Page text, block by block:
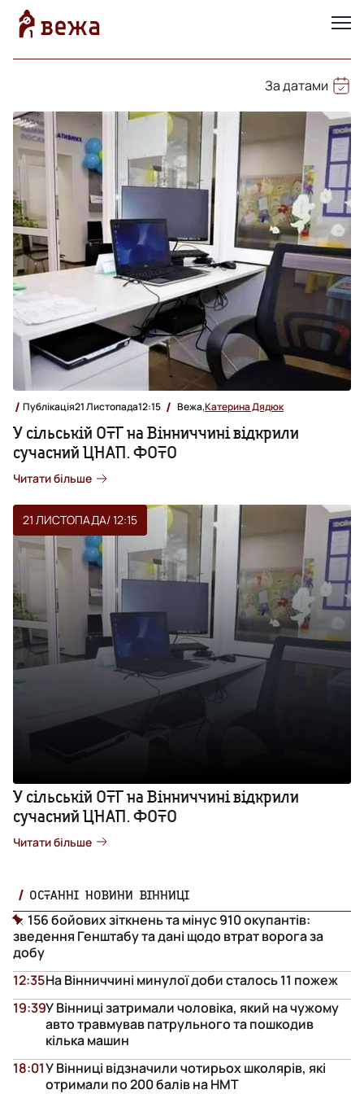
За датами
Публікація21 Листопада12:15 Вежа,Катерина Дядюк
У сільській ОТГ на Вінниччині відкрили
сучасний ЦНАП. ФОТО
Читати більше
21 ЛИСТОПАДА/ 12:15
У сільській ОТГ на Вінниччині відкрили
сучасний ЦНАП. ФОТО
Читати більше
ОСТАННІ НОВИНИ ВІННИЦІ
156 бойових зіткнень та мінус 910 окупантів:
зведення Генштабу та дані щодо втрат ворога за
добу
На Вінниччині минулої доби сталось 11 пожеж
12:35
У Вінниці затримали чоловіка, який на чужому
авто травмував патрульного та пошкодив
кілька машин
19:39
У Вінниці відзначили чотирьох школярів, які
отримали по 200 балів на НМТ
18:01